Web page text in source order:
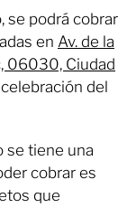
se podrá cobrar
en Av. de la
06030, Ciudad
del
se tiene una
cobrar es
que